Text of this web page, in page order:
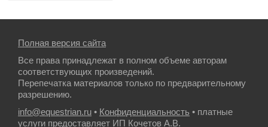
Полная версия сайта
Все права принадлежат в полном объеме авторам
соответствующих произведений.
Перепечатка материалов только по предварительному
разрешению.
info@equestrian.ru • Конфиденциальность • платные
услуги предоставляет ИП Кочетов А.В.